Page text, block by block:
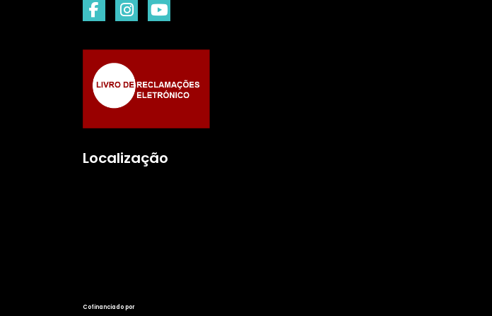
Localização
Cofinanciado por